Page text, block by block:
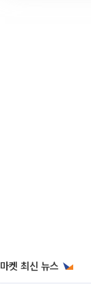
마켓 최신 뉴스